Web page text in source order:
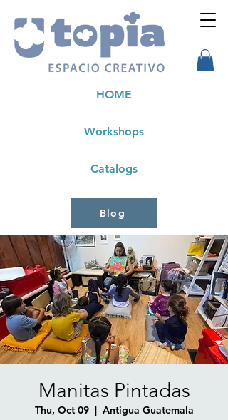
Workshops
HOME
Catalogs
Blog
Manitas Pintadas
Thu, Oct 09
  |
Antigua Guatemala